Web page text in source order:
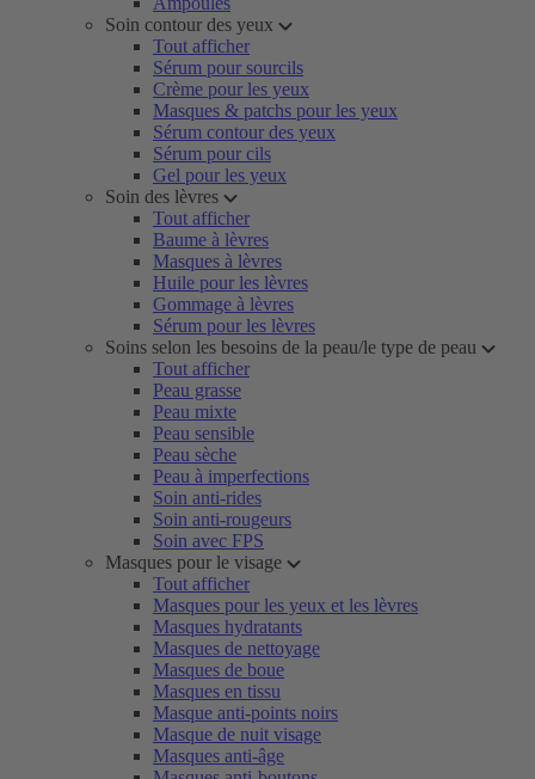
Soin contour des yeux
Tout afficher
Sérum pour sourcils
Crème pour les yeux
Masques & patchs pour les yeux
Sérum contour des yeux
Sérum pour cils
Gel pour les yeux
Soin des lèvres
Tout afficher
Baume à lèvres
Masques à lèvres
Huile pour les lèvres
Gommage à lèvres
Sérum pour les lèvres
Soins selon les besoins de la peau/le type de peau
Tout afficher
Peau grasse
Peau mixte
Peau sensible
Peau sèche
Peau à imperfections
Soin anti-rides
Soin anti-rougeurs
Soin avec FPS
Masques pour le visage
Tout afficher
Masques pour les yeux et les lèvres
Masques hydratants
Masques de nettoyage
Masques de boue
Masques en tissu
Masque anti-points noirs
Masque de nuit visage
Masques anti-âge